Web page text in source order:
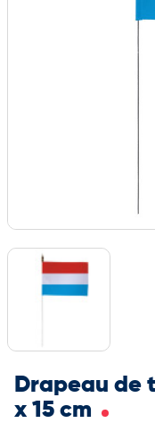
Drapeau de
x 15 cm